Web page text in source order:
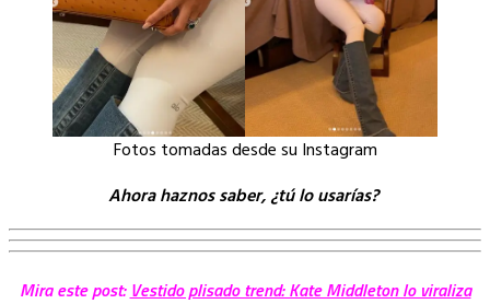
Fotos tomadas desde su Instagram
Ahora haznos saber, ¿tú lo usarías?
Mira este post: Vestido plisado trend: Kate Middleton lo viraliza